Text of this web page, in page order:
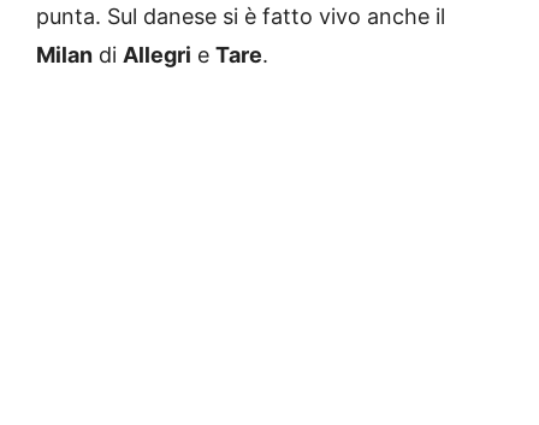
punta. Sul danese si è fatto vivo anche il
Milan di Allegri e Tare.